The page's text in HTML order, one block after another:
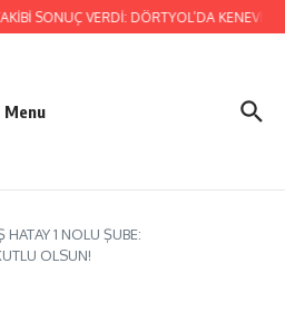
SONUÇ VERDİ: DÖRTYOL’DA KENEVİR
Menu
HATAY 1 NOLU ŞUBE:
OLSUN!